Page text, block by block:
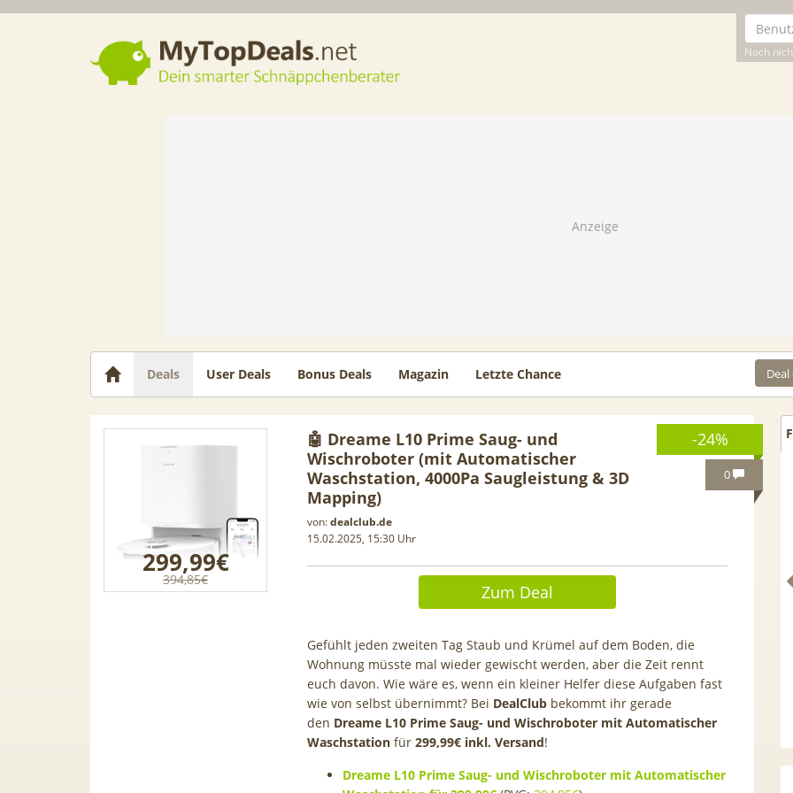
Noch
Dein smarter Schnäppchenberater
Deals User Deals Bonus Deals Magazin Letzte Chance
-24%
0
299,99€
394,85€
🤖 Dreame L10 Prime Saug- und
Wischroboter (mit Automatischer
Waschstation, 4000Pa Saugleistung & 3D
Mapping)
von:dealclub.de
15.02.2025, 15:30 Uhr
Zum Deal
Gefühlt jeden zweiten Tag Staub und Krümel auf dem Boden, die
Wohnung müsste mal wieder gewischt werden, aber die Zeit rennt
euch davon. Wie wäre es, wenn ein kleiner Helfer diese Aufgaben fast
wie von selbst übernimmt? Bei DealClub bekommt ihr gerade
den Dreame L10 Prime Saug- und Wischroboter mit Automatischer
Waschstation für 299,99€ inkl. Versand!
Dreame L10 Prime Saug- und Wischroboter mit Automatischer
📱 Apple iPhone 17 (256GB) für
[Eff. GRATIS!] 📲 Samsung
Galaxy S26 (256GB) für 169€ +
50GB 5G Otelo Vodafone Allnet
für 19,99€ + 50€ BONUS
50€ Wechselbonus! 🎉 50GB 5G
Vodafone Allnet für 7,99€ mtl.
| 0,00€ Anschlusskosten |
5,91€